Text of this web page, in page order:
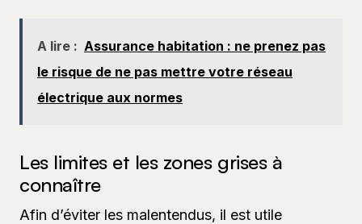
A lire : Assurance habitation : ne prenez pas
le risque de ne pas mettre votre réseau
électrique aux normes
Les limites et les zones grises à
connaître
Afin d’éviter les malentendus, il est utile